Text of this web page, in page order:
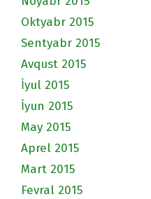
Oktyabr 2015
Sentyabr 2015
Avqust 2015
İyul 2015
İyun 2015
May 2015
Aprel 2015
Mart 2015
Fevral 2015